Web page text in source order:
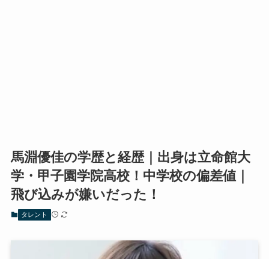
馬淵優佳の学歴と経歴｜出身は立命館大
学・甲子園学院高校！中学校の偏差値｜
飛び込みが嫌いだった！
タレント